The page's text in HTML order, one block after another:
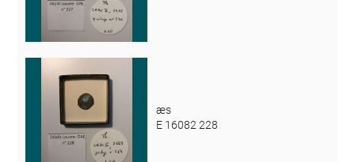
æs
E 16082 228